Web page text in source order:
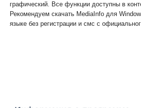
графический. Все функции доступны в
Рекомендуем скачать MediaInfo для
языке без регистрации и смс с